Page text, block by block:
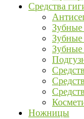
Средства
Ножницы